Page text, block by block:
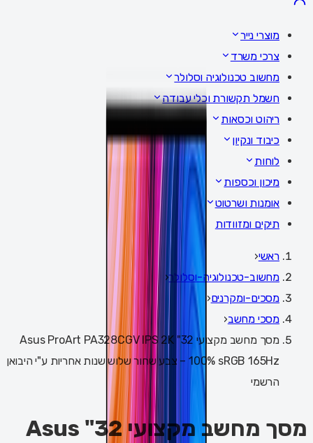
מוצרי נייר
צרכי משרד
מחשוב טכנולוגיה וסלולר
חשמל תקשורת וכלי עבודה
ריהוט וכסאות
כיבוד ונקיון
לוחות
מיכון וכספות
אומנות ושרטוט
תיקים ומזוודות
ראשי‹
מחשוב-טכנולוגיה-וסלולר‹
מסכים-ומקרנים‹
מסכי מחשב‹
מסך מחשב מקצועי 32" Asus ProArt PA328CGV IPS 2K
100% sRGB 165Hz – צבע שחור שלוש שנות אחריות ע"י היבואן
הרשמי
מסך מחשב מקצועי 32" Asus